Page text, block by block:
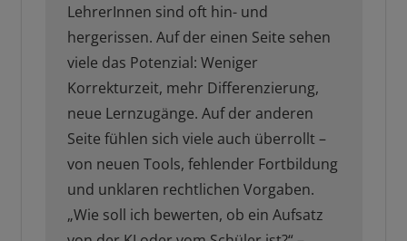
LehrerInnen sind oft hin- und
hergerissen. Auf der einen Seite sehen
viele das Potenzial: Weniger
Korrekturzeit, mehr Differenzierung,
neue Lernzugänge. Auf der anderen
Seite fühlen sich viele auch überrollt –
von neuen Tools, fehlender Fortbildung
und unklaren rechtlichen Vorgaben.
„Wie soll ich bewerten, ob ein Aufsatz